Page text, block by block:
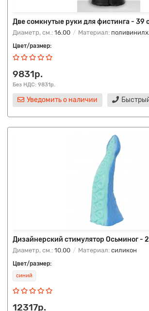
Две сомкнутые руки для фистинга - 39
Диаметр, см.: 16.00 Материал:
Цвет/размер:
9831р.
Без НДС: 9831р.
Уведомить о наличии
Дизайнерский стимулятор Осьминог -
Диаметр, см.: 10.00 Материал: силикон
Цвет/размер:
синий
12317р.